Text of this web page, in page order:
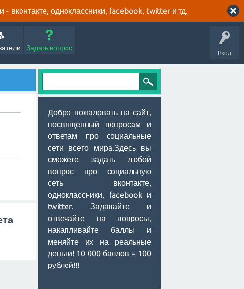
вконтакте, одноклассники, facebook, twitter и тд.
Вход
Задать вопрос
Добро пожаловать на сайт,
посвященный вопросам и
ответам про социальные
сети всего мира.Здесь вы
сможете задать любой
вопрос про социальную
сеть вконтакте,
одноклассники, facebook и
twitter. Задавайте и
отвечайте на вопросы,
накапливайте баллы и
меняйте их на реальные
деньги! 10 000 баллов = 100
рублей!!!